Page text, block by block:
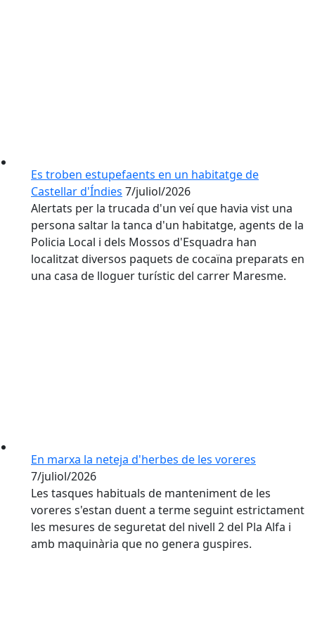
Es troben estupefaents en un habitatge de
Castellar d'Índies 7/juliol/2026
Alertats per la trucada d'un veí que havia vist una
persona saltar la tanca d'un habitatge, agents de la
Policia Local i dels Mossos d'Esquadra han
localitzat diversos paquets de cocaïna preparats en
una casa de lloguer turístic del carrer Maresme.
En marxa la neteja d'herbes de les voreres
7/juliol/2026
Les tasques habituals de manteniment de les
voreres s'estan duent a terme seguint estrictament
les mesures de seguretat del nivell 2 del Pla Alfa i
amb maquinària que no genera guspires.